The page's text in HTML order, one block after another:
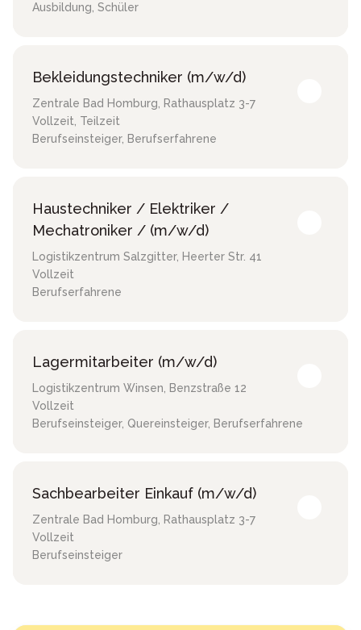
Ausbildung, Schüler
Bekleidungstechniker (m/w/d)
Zentrale Bad Homburg, Rathausplatz 3-7
Vollzeit, Teilzeit
Berufseinsteiger, Berufserfahrene
Haustechniker / Elektriker /
Mechatroniker / (m/w/d)
Logistikzentrum Salzgitter, Heerter Str. 41
Vollzeit
Berufserfahrene
Lagermitarbeiter (m/w/d)
Logistikzentrum Winsen, Benzstraße 12
Vollzeit
Berufseinsteiger, Quereinsteiger, Berufserfahrene
Sachbearbeiter Einkauf (m/w/d)
Zentrale Bad Homburg, Rathausplatz 3-7
Vollzeit
Berufseinsteiger